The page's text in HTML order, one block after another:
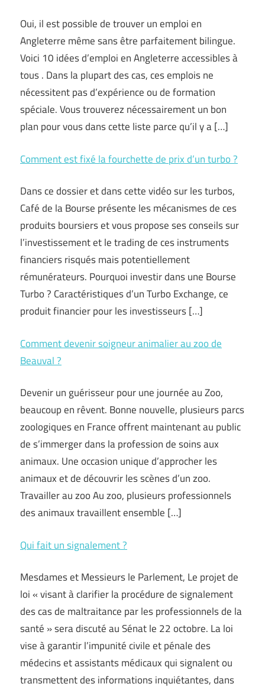
Oui, il est possible de trouver un emploi en
Angleterre même sans être parfaitement bilingue.
Voici 10 idées d’emploi en Angleterre accessibles à
tous . Dans la plupart des cas, ces emplois ne
nécessitent pas d’expérience ou de formation
spéciale. Vous trouverez nécessairement un bon
plan pour vous dans cette liste parce qu’il y a […]
Comment est fixé la fourchette de prix d’un turbo ?
Dans ce dossier et dans cette vidéo sur les turbos,
Café de la Bourse présente les mécanismes de ces
produits boursiers et vous propose ses conseils sur
l’investissement et le trading de ces instruments
financiers risqués mais potentiellement
rémunérateurs. Pourquoi investir dans une Bourse
Turbo ? Caractéristiques d’un Turbo Exchange, ce
produit financier pour les investisseurs […]
Comment devenir soigneur animalier au zoo de
Beauval ?
Devenir un guérisseur pour une journée au Zoo,
beaucoup en rêvent. Bonne nouvelle, plusieurs parcs
zoologiques en France offrent maintenant au public
de s’immerger dans la profession de soins aux
animaux. Une occasion unique d’approcher les
animaux et de découvrir les scènes d’un zoo.
Travailler au zoo Au zoo, plusieurs professionnels
des animaux travaillent ensemble […]
Qui fait un signalement ?
Mesdames et Messieurs le Parlement, Le projet de
loi « visant à clarifier la procédure de signalement
des cas de maltraitance par les professionnels de la
santé » sera discuté au Sénat le 22 octobre. La loi
vise à garantir l’impunité civile et pénale des
médecins et assistants médicaux qui signalent ou
transmettent des informations inquiétantes, dans